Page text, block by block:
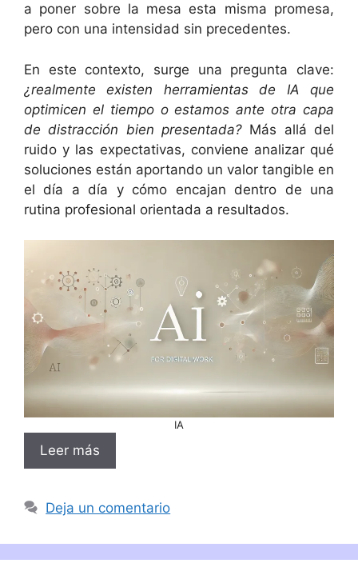
a poner sobre la mesa esta misma promesa,
pero con una intensidad sin precedentes.
En este contexto, surge una pregunta clave:
¿realmente existen herramientas de IA que
optimicen el tiempo o estamos ante otra capa
de distracción bien presentada? Más allá del
ruido y las expectativas, conviene analizar qué
soluciones están aportando un valor tangible en
el día a día y cómo encajan dentro de una
rutina profesional orientada a resultados.
IA
Leer más
Deja un comentario